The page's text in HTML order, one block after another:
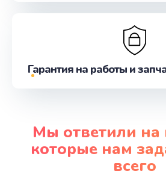
Гарантия на работы и
Мы ответили на
которые нам
всего